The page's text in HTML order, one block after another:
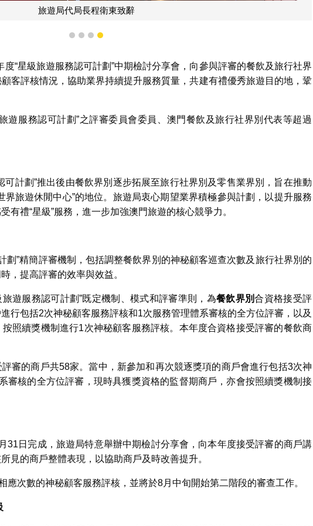
旅遊局代局長程衛東致辭
1 2 3 4
“星級旅遊服務認可計劃”中期檢討分享會，向參與評審的餐飲及旅行社界
客評核情況，協助業界持續提升服務質量，共建有禮優秀旅遊目的地，鞏
遊服務認可計劃”之評審委員會委員、澳門餐飲及旅行社界別代表等超過
可計劃”推出後由餐飲界別逐步拓展至旅行社界別及零售業界別，旨在推動
界旅遊休閒中心”的地位。旅遊局衷心期望業界積極參與計劃，以提升服務
有禮“星級”服務，進一步加強澳門旅遊的核心競爭力。
劃”精簡評審機制，包括調整餐飲界別的神秘顧客巡查次數及旅行社界別的
，提高評審的效率與效益。
遊服務認可計劃”既定機制、模式和評審準則，為餐飲界別合資格接受評
行包括2次神秘顧客服務評核和1次服務管理體系審核的全方位評審，以及
照續獎機制進行1次神秘顧客服務評核。本年度合資格接受評審的餐飲商
審的商戶共58家。當中，新參加和再次競逐獎項的商戶會進行包括3次神
審核的全方位評審，現時具獲獎資格的監督期商戶，亦會按照續獎機制接
31日完成，旅遊局特意舉辦中期檢討分享會，向本年度接受評審的商戶講
見的商戶整體表現，以協助商戶及時改善提升。
應次數的神秘顧客服務評核，並將於8月中旬開始第二階段的審查工作。